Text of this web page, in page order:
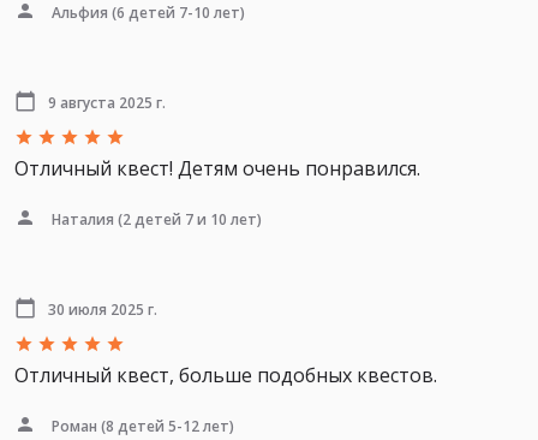
Альфия (6 детей 7-10 лет)
9 августа 2025 г.
Отличный квест! Детям очень понравился.
Наталия (2 детей 7 и 10 лет)
30 июля 2025 г.
Отличный квест, больше подобных квестов.
Роман (8 детей 5-12 лет)